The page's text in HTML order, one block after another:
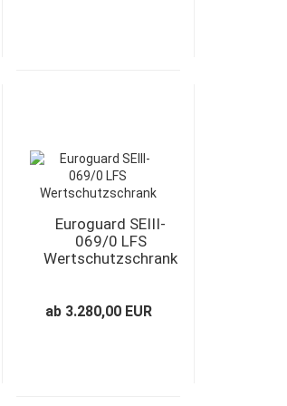
Euroguard SEIII-
069/0 LFS
Wertschutzschrank
ab 3.280,00 EUR